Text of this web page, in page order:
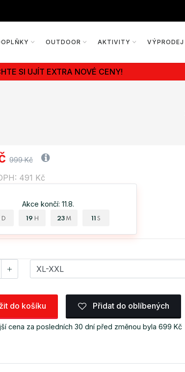
OUTDOOR AKTIVITY VÝPRODEJ
SI UJÍT EXTRA NOVÉ CENY!
999 Kč
491 Kč
Akce končí: 11.8.
D 19 H 23 M 10S
do košíku Přidat do oblíbených
cena za posledních 30 dní před změnou byla 699 Kč